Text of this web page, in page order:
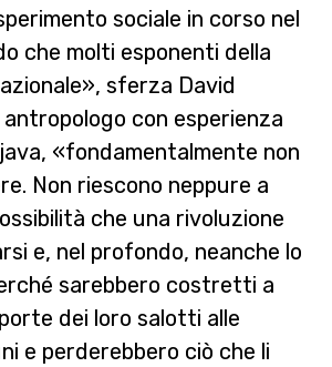
sociale in corso nel
che molti esponenti della
sferza David
con esperienza
«fondamentalmente non
Non riescono neppure a
che una rivoluzione
e, nel profondo, neanche lo
sarebbero costretti a
dei loro salotti alle
e perderebbero ciò che li